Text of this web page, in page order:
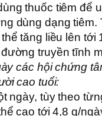
thuốc tiêm để
dùng dạng tiêm.
tăng liều lên tới
truyền tĩnh
các hội chứng
cao tuổi:
ngày, tùy theo
cao tới 4,8 g/